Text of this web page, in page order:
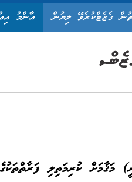
ގެޒެޓްކުރެވޭ ލިޔުން އާންމު
މަޤާމަށް ކުރިމަތިލި